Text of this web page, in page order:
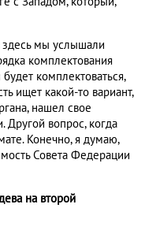
здесь мы услышали
комплектования
комплектоваться,
ищет какой-то вариант,
нашел свое
Другой вопрос, когда
Конечно, я думаю,
Совета Федерации
на второй